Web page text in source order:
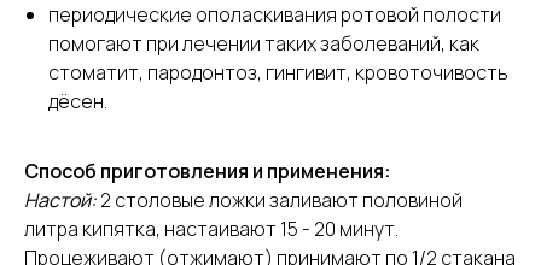
периодические ополаскивания ротовой полости
помогают при лечении таких заболеваний, как
стоматит, пародонтоз, гингивит, кровоточивость
дёсен.
Способ приготовления и применения:
Настой:2 столовые ложки заливают половиной
литра кипятка, настаивают 15 - 20 минут.
Процеживают (отжимают) принимают по 1/2 стакана